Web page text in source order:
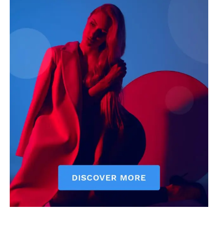
AIN NEWS 1
Contact Us
About Us
Privacy Policy
Terms of Use Agreement
Facebook
X WhatsApp
Share